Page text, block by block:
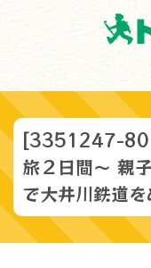
[3351247-
旅２日間～ 親
で大井川鉄道を